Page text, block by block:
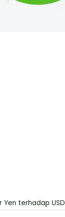
Yen terhadap USD